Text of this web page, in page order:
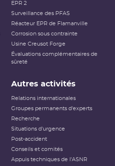
EPR 2
Surveillance des PFAS
Réacteur EPR de Flamanville
Corrosion sous contrainte
Usine Creusot Forge
Évaluations complémentaires de
sûreté
Autres activités
Relations internationales
Groupes permanents d'experts
Recherche
Situations d'urgence
Post-accident
Conseils et comités
Appuis techniques de l'ASNR